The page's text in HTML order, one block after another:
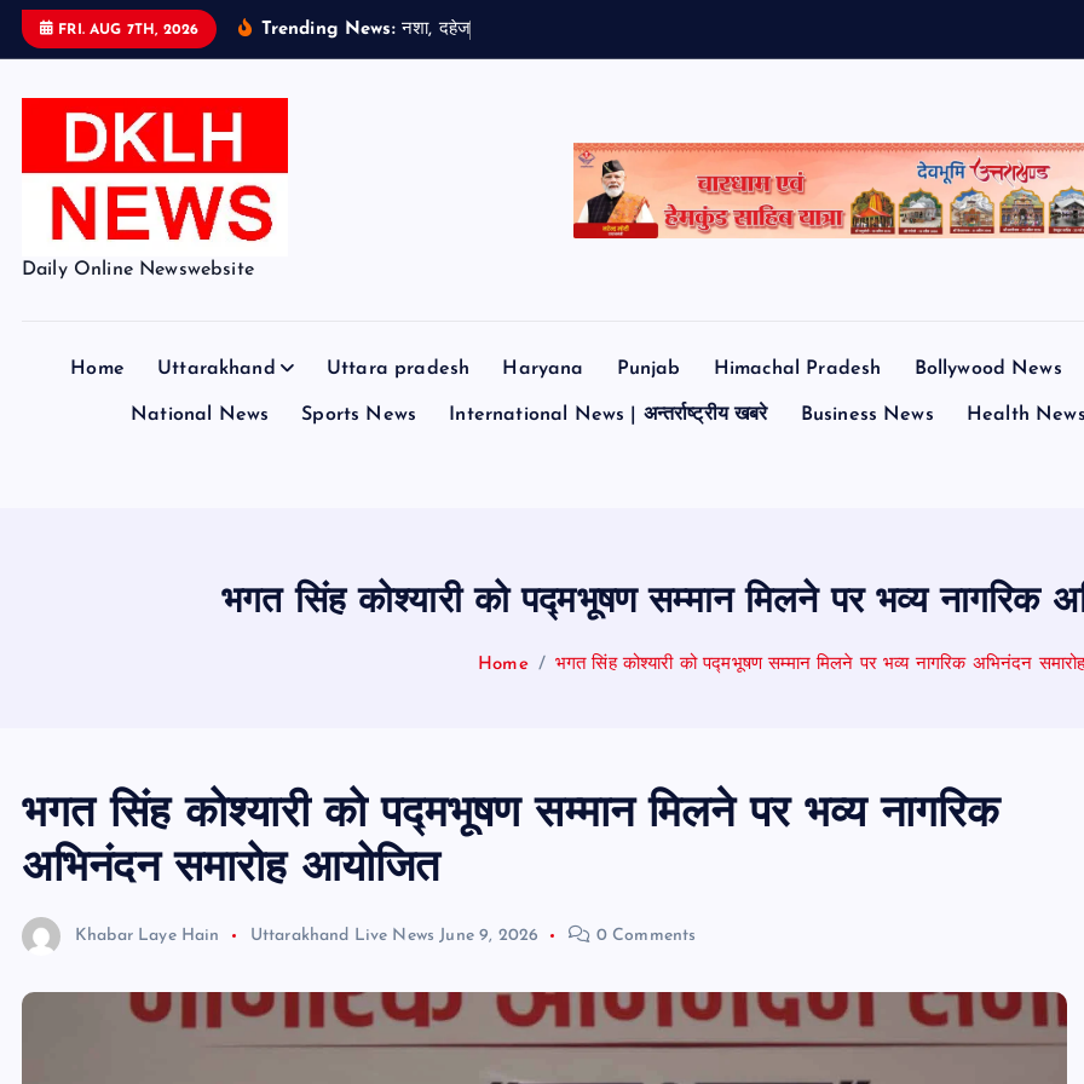
FRI. AUG 7TH, 2026 Trending News: नश, दहज
Daily Online Newswebsite
Home Uttarakhand Uttara pradesh Haryana Punjab Himachal Pradesh Bollywood News
National News Sports News International News | अन्तर्राष्ट्रीय खबरे Business News Health News
भगत सिंह कोश्यारी को पद्मभूषण सम्मान मिलने पर भव्य नागरिक
Home भगत सिंह कोश्यारी को पद्मभूषण सम्मान मिलने पर भव्य नागरिक अभिनंदन
भगत सिंह कोश्यारी को पद्मभूषण सम्मान मिलने पर भव्य नागरिक
अभिनंदन समारोह आयोजित
Khabar Laye Hain Uttarakhand Live News June 9, 2026 0 Comments